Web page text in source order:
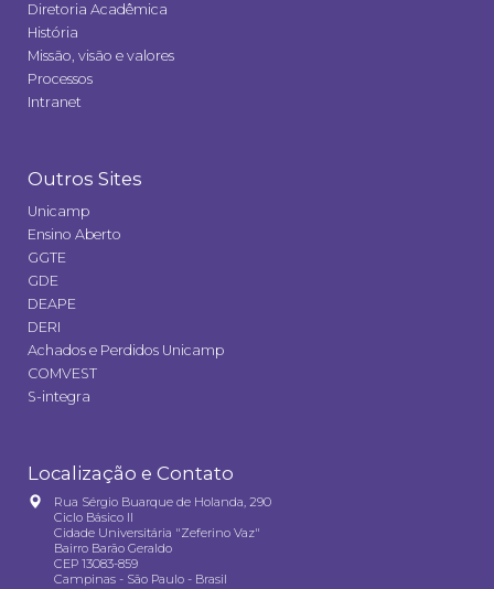
Diretoria Acadêmica
História
Missão, visão e valores
Processos
Intranet
Outros Sites
Unicamp
Ensino Aberto
GGTE
GDE
DEAPE
DERI
Achados e Perdidos Unicamp
COMVEST
S-integra
Localização e Contato
Rua Sérgio Buarque de Holanda, 290
Ciclo Básico II
Cidade Universitária "Zeferino Vaz"
Bairro Barão Geraldo
CEP 13083-859
Campinas - São Paulo - Brasil